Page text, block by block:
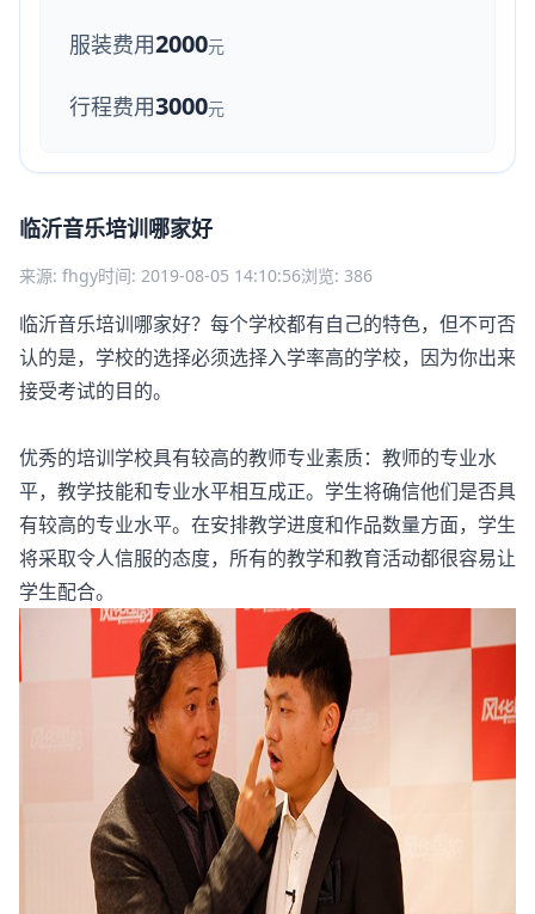
服装费用2000元
行程费用3000元
临沂音乐培训哪家好
来源: fhgy时间: 2019-08-05 14:10:56浏览: 386
临沂音乐培训哪家好？每个学校都有自己的特色，但不可否
认的是，学校的选择必须选择入学率高的学校，因为你出来
接受考试的目的。
优秀的培训学校具有较高的教师专业素质：教师的专业水
平，教学技能和专业水平相互成正。学生将确信他们是否具
有较高的专业水平。在安排教学进度和作品数量方面，学生
将采取令人信服的态度，所有的教学和教育活动都很容易让
学生配合。